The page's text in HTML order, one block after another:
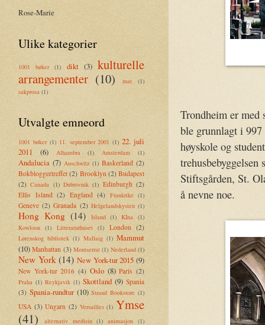
Trondheim er med
ble grunnlagt i
høyskole og
Stiftsgården, St.
å nevne noe.
Rose-Marie
Ulike kategorier
1001 bøker (1) dikt (3) kulturelle
arrangementer (10) mat
(1)
sakprosa (1)
Utvalgte emneord
1001 bøker (1) 11. september 2001 (1) 22. juli
2011
(6) Alhambra (1) Amsterdam (1)
Andalucia (7) Auschwitz (1) Baskerland (2)
Bokbloggertreffet (2) Brooklyn (2) Budapest
(2) Canada (1) Dubrovnik (1) Edinburgh (2)
Ellis Island (2) England (4) Frankrike (1)
Geneve (2) Granada (2) Helgelandskysten (1)
Hong Kong (14) Island (1) KIna
(1)
Kowloon
(1) Litteraturhuset (1) London (2)
Lørenskog bibliotek (1) Mallaig (1) Mammut
(10) Manhattan (3) Montserrat (1) Nederland (1)
New York (14) New York-tur 2015 (9)
New York-tur 2016 (4) Oslo (8) Paris (2)
Praha (1) Reykjavik (1) Skottland (9) Spania
(3) Spania-rundtur (10) Strand Bookstore (1)
USA (3) Ungarn (2) Versailles (1) Ymse
(41)
alternativ medisin (1) animasjon (1)